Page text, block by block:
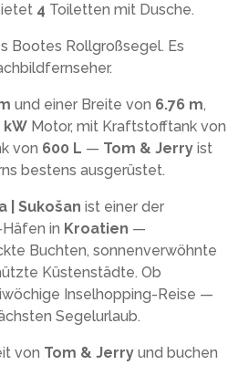
4 Toiletten mit Dusche.
Bootes Rollgroßsegel. Es
und einer Breite von 6.76 m,
kW Motor, mit Kraftstofftank von
von 600 L — Tom & Jerry ist
bestens ausgerüstet.
| Sukošan ist einer der
in Kroatien —
Buchten, sonnenverwöhnte
Küstenstädte. Ob
Inselhopping-Reise —
Segelurlaub.
von Tom & Jerry und buchen